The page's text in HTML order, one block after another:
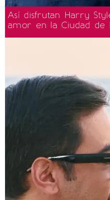
Así disfrutan Harry
amor en la Ciudad de